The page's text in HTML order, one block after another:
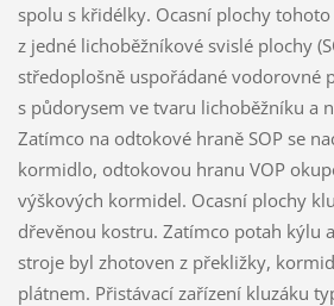
spolu s křidélky. Ocasní plochy
z jedné lichoběžníkové svislé plochy
středoplošně uspořádané vodorovné
s půdorysem ve tvaru lichoběžníku a
Zatímco na odtokové hraně SOP se
kormidlo, odtokovou hranu VOP
výškových kormidel. Ocasní plochy
dřevěnou kostru. Zatímco potah kýlu
stroje byl zhotoven z překližky,
plátnem. Přistávací zařízení kluzáku